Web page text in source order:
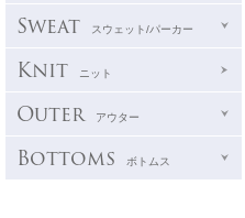
Sweat スウェット/パーカー
Knit ニット
Outer アウター
Bottoms ボトムス